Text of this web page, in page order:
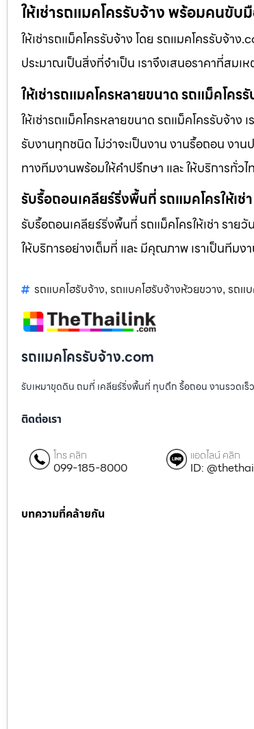
ให้เช่ารถแมคโครรับจ้าง พร้อมคนขับ
ให้เช่ารถแม็คโครรับจ้าง โดย รถแมคโครรับจ้
ประมาณเป็นสิ่งที่จำเป็น เราจึงเสนอราคาที่สม
ให้เช่ารถแมคโครหลายขนาด รถแม็คโคร
ให้เช่ารถแม็คโครหลายขนาด รถแม็คโครรับจ้า
รับงานทุกชนิด ไม่ว่าจะเป็นงาน งานรื้อถอน งา
ทางทีมงานพร้อมให้คำปรึกษา และ ให้บริการทั่วไ
รับรื้อถอนเคลียร์ริ่งพื้นที่ รถแมคโครให้เ
รับรื้อถอนเคลียร์ริ่งพื้นที่ รถแม็คโครให้เช่า รา
ให้บริการอย่างเต็มที่ และ มีคุณภาพ เราเป็นทีม
รถแบคโฮรับจ้าง, รถแบคโฮรับจ้างห้วยขวาง, รถแบ
รถแมคโครรับจ้าง.com
รับเหมาขุดดิน ถมที่ เคลียร์ริ่งพื้นที่ ทุบตึก รื้อถอน งานรวดเร็
ติดต่อเรา
โทร คลิก
099-185-8000
แอดไลน์ คลิก
ID:
บทความที่คล้ายกัน